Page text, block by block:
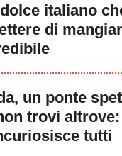
italiano
di
un ponte
trovi
tutti